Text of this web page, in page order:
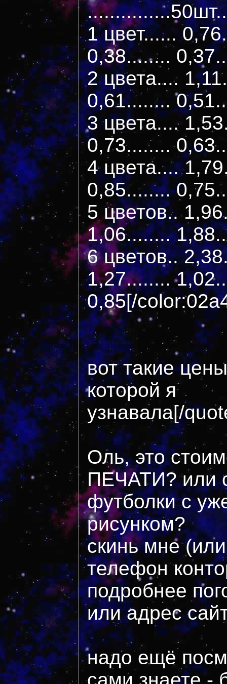
1 цвет......
0,38........
2 цвета....
0,61........
3 цвета....
0,73........
4 цвета....
0,85........
5 цветов..
1,06........
6 цветов..
1,27........
0,85[/
вот такие
которой я
узнавала[/
Оль, это
ПЕЧАТИ? или
футболки с
рисунком?
скинь мне
телефон
подробнее
или адрес
надо ещё